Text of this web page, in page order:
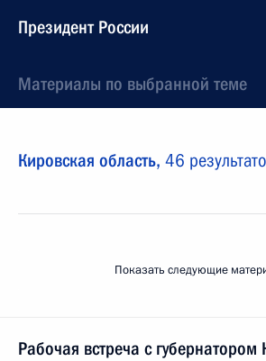
Президент России
Материалы по выбранной теме
Кировская область, 46
Показать следующие
Рабочая встреча с губернатором